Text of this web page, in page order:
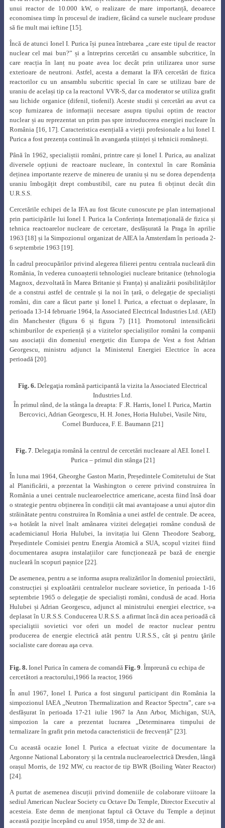
unui reactor de 10.000 kW, o realizare de mare importanță, deoarece
economisea timp în procesul de iradiere, făcând ca sursele nucleare produse
să fie mult mai ieftine [15].
Încă de atunci Ionel I. Purica își punea întrebarea „care este tipul de reactor
nuclear cel mai bun?” și a întreprins cercetări cu ansamble subcritice, în
care reacția în lanț nu poate avea loc decât prin utilizarea unor surse
exterioare de neutroni. Astfel, acesta a demarat la IFA cercetări de fizica
reactorilor cu un ansamblu subcritic special în care se utilizau bare de
uraniu de același tip ca la reactorul VVR-S, dar ca moderator se utiliza grafit
sau lichide organice (difenil, tiofenil). Aceste studii și cercetări au avut ca
scop furnizarea de informații necesare asupra tipului optim de reactor
nuclear și au reprezentat un prim pas spre introducerea energiei nucleare în
România [16, 17]. Caracteristica esențială a vieții profesionale a lui Ionel I.
Purica a fost prezența continuă în avangarda științei și tehnicii românești.
Până în 1962, specialiștii români, printre care și Ionel I. Purica, au analizat
diversele opțiuni de reactoare nucleare, în contextul în care România
deținea importante rezerve de minereu de uraniu și nu se dorea dependența
uraniu îmbogățit drept combustibil, care nu putea fi obținut decât din
U.R.S.S.
Cercetările echipei de la IFA au fost făcute cunoscute pe plan internațional
prin participările lui Ionel I. Purica la Conferința Internațională de fizica și
tehnica reactoarelor nucleare de cercetare, desfășurată la Praga în aprilie
1963 [18] și la Simpozionul organizat de AIEA la Amsterdam în perioada 2-
6 septembrie 1963 [19].
În cadrul preocupărilor privind alegerea filierei pentru centrala nucleară din
România, în vederea cunoașterii tehnologiei nucleare britanice (tehnologia
Magnox, dezvoltată în Marea Britanie și Franța) și analizării posibilităților
de a construi astfel de centrale și la noi în țară, o delegație de specialiști
români, din care a făcut parte și Ionel I. Purica, a efectuat o deplasare, în
perioada 13-14 februarie 1964, la Associated Electrical Industries Ltd. (AEI)
din Manchester (figura 6 și figura 7) [11]. Promotorul intensificării
schimburilor de experiență și a vizitelor specialiștilor români la companii
sau asociații din domeniul energetic din Europa de Vest a fost Adrian
Georgescu, ministru adjunct la Ministerul Energiei Electrice în acea
perioadă [20].
Fig. 6.Delegaţia română participantă la vizita la Associated Electrical
Industries Ltd.
În primul rând, de la stânga la dreapta: F .R. Harris, Ionel I. Purica, Martin
Bercovici, Adrian Georgescu, H. H. Jones, Horia Hulubei, Vasile Nitu,
Cornel Burducea, F. E. Baumann [21]
Fig. 7. Delegaţia română la centrul de cercetări nucleaare al AEI. Ionel I.
Purica – primul din stânga [21]
În luna mai 1964, Gheorghe Gaston Marin, Președintele Comitetului de Stat
al Planificării, a prezentat la Washington o cerere privind construirea în
România a unei centrale nuclearoelectrice americane, acesta fiind însă doar
o strategie pentru obținerea în condiții cât mai avantajoase a unui ajutor din
străinătate pentru construirea în România a unei astfel de centrale. De aceea,
s-a hotărât la nivel înalt amânarea vizitei delegației române condusă de
academicianul Horia Hulubei, la invitația lui Glenn Theodore Seaborg,
Președintele Comisiei pentru Energia Atomică a SUA, scopul vizitei fiind
documentarea asupra instalațiilor care funcționează pe bază de energie
nucleară în scopuri pașnice [22].
De asemenea, pentru a se informa asupra realizărilor în domeniul proiectării,
construcției și exploatării centralelor nucleare sovietice, în perioada 1-16
septembrie 1965 o delegație de specialiști români, condusă de acad. Horia
Hulubei și Adrian Georgescu, adjunct al ministrului energiei electrice, s-a
deplasat în U.R.S.S. Conducerea U.R.S.S. a afirmat încă din acea perioadă că
specialiştii sovietici vor oferi un model de reactor nuclear pentru
producerea de energie electrică atât pentru U.R.S.S., cât şi pentru ţările
socialiste care doreau aşa ceva.
Fig. 8.Ionel Purica în camera de comandă Fig. 9 . Împreună cu echipa de
cercetători a reactorului,1966 la reactor, 1966
În anul 1967, Ionel I. Purica a fost singurul participant din România la
simpozionul IAEA „Neutron Thermalization and Reactor Spectra”, care s-a
desfășurat în perioada 17-21 iulie 1967 la Ann Arbor, Michigan, SUA,
simpozion la care a prezentat lucrarea „Determinarea timpului de
termalizare în grafit prin metoda caracteristicii de frecvență” [23].
Cu această ocazie Ionel I. Purica a efectuat vizite de documentare la
Argonne National Laboratory și la centrala nuclearoelectrică Dresden, lângă
orașul Morris, de 192 MW, cu reactor de tip BWR (Boiling Water Reactor)
[24].
A purtat de asemenea discuții privind domeniile de colaborare viitoare la
sediul American Nuclear Society cu Octave Du Temple, Director Executiv al
acesteia. Este demn de menționat faptul că Octave du Temple a deținut
această poziție începând cu anul 1958, timp de 32 de ani.